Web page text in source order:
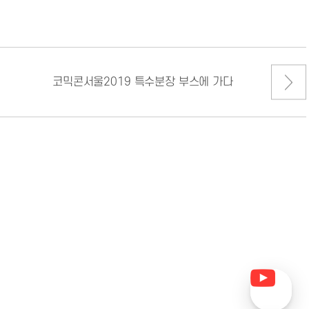
코믹콘서울2019 특수분장 부스에 가다